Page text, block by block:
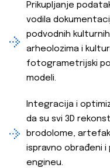
Prikupljanje
vodila
podvodnih
arheolozima i
fotogrametrijski
modeli.
Integracija i
da su svi 3D
brodolome,
ispravno obrađeni i
engineu.